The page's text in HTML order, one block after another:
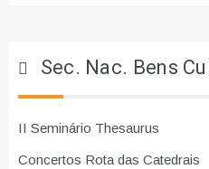
Sec. Nac. Bens
II Seminário Thesaurus
Concertos Rota das Catedrais